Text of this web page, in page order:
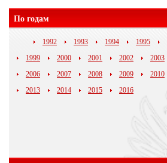
По годам
1992 1993 1994 1995
1999
2000 2001 2002 2003
2006
2007 2008 2009 2010
2013
2014 2015 2016